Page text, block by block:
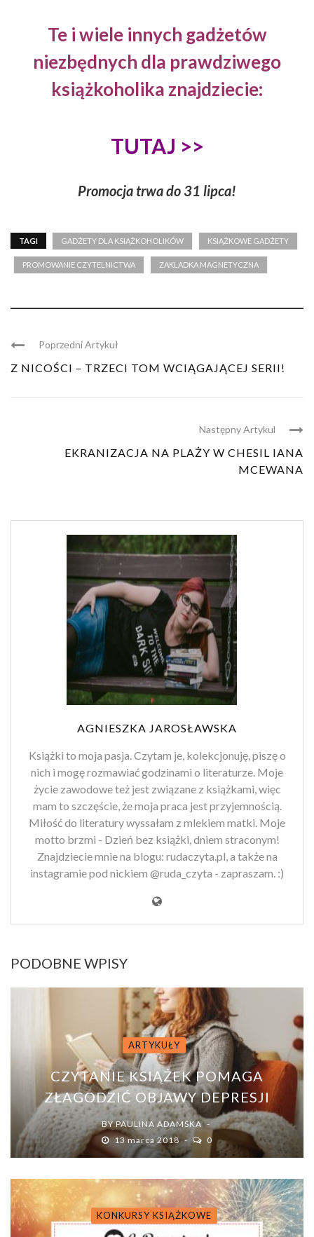
Te i wiele innych gadżetów
niezbędnych dla prawdziwego
książkoholika znajdziecie:
TUTAJ >>
Promocja trwa do 31 lipca!
TAGI GADŻETY DLA KSIĄŻKOHOLIKÓW KSIĄŻKOWE GADŻETY
PROMOWANIE CZYTELNICTWA ZAKLADKA MAGNETYCZNA
Poprzedni Artykuł
Z NICOŚCI – TRZECI TOM WCIĄGAJĄCEJ SERII!
Następny Artykul
EKRANIZACJA NA PLAŻY W CHESIL IANA
MCEWANA
AGNIESZKA JAROSŁAWSKA
Książki to moja pasja. Czytam je, kolekcjonuję, piszę o
nich i mogę rozmawiać godzinami o literaturze. Moje
życie zawodowe też jest związane z książkami, więc
mam to szczęście, że moja praca jest przyjemnością.
Miłość do literatury wyssałam z mlekiem matki. Moje
motto brzmi - Dzień bez książki, dniem straconym!
Znajdziecie mnie na blogu: rudaczyta.pl, a także na
instagramie pod nickiem @ruda_czyta - zapraszam. :)
PODOBNE WPISY
ARTYKUŁY
CZYTANIE KSIĄŻEK POMAGA
ZŁAGODZIĆ OBJAWY DEPRESJI
BYPAULINA ADAMSKA
13 marca 2018
0
KONKURSY KSIĄŻKOWE